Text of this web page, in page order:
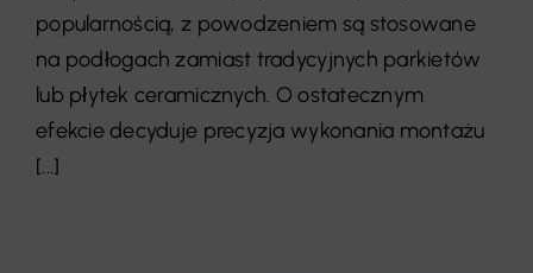
popularnością, z powodzeniem są stosowane
na podłogach zamiast tradycyjnych parkietów
lub płytek ceramicznych. O ostatecznym
efekcie decyduje precyzja wykonania montażu
[...]